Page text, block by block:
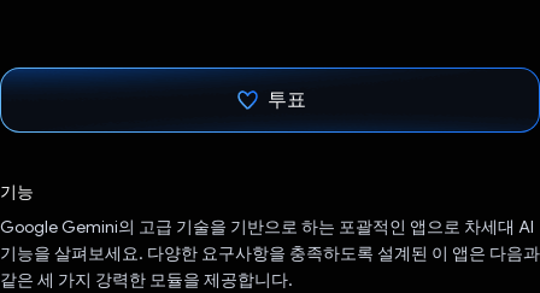
투표
기능
Google Gemini의 고급 기술을 기반으로 하는 포괄적인 앱으로 차세대 AI
기능을 살펴보세요. 다양한 요구사항을 충족하도록 설계된 이 앱은 다음과
같은 세 가지 강력한 모듈을 제공합니다.